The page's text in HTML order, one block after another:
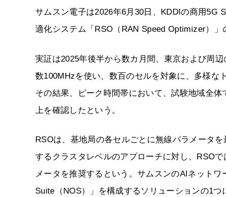
サムスン電子は2026年6月30日、KDDIの商用5G
適化システム「RSO（RAN Speed Optimizer）」
実証は2025年後半から数カ月間、東京および周
数100MHzを使い、数百のセルを対象に、多様な
その結果、ピーク時間帯において、試験地域全
上を確認したという。
RSOは、基地局の各セルごとに無線パラメータ
するクラスタレベルのアプローチに対し、RSO
メータを推奨するという。サムスンのAIネット
Suite（NOS）」を構成するソリューションの1つ